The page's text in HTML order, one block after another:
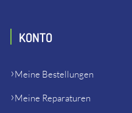
KONTO
Meine Bestellungen
Meine Reparaturen